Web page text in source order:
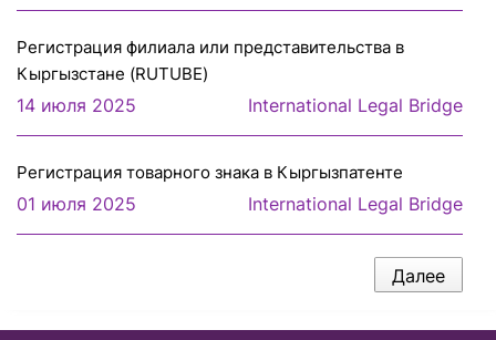
Регистрация филиала или представительcтва в
Кыргызстане (RUTUBE)
14 июля 2025 International Legal Bridge
Регистрация товарного знака в Кыргызпатенте
01 июля 2025 International Legal Bridge
Далее